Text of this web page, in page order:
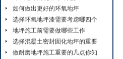
如何做出更好的环氧地坪
选择环氧地坪漆需要考虑哪四个
地坪施工前需要做哪些工作
选择混凝土密封固化地坪的重要
做耐磨地坪施工重要的几点你知